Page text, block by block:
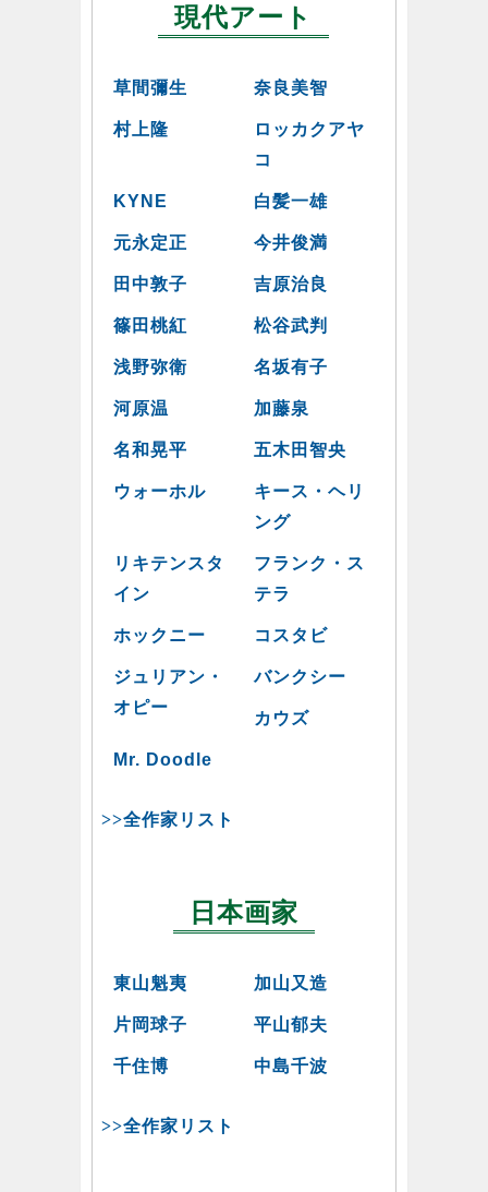
現代アート
草間彌生 奈良美智
村上隆
ロッカクアヤ
コ
KYNE 白髪一雄
元永定正 今井俊満
田中敦子 吉原治良
篠田桃紅 松谷武判
浅野弥衛 名坂有子
河原温 加藤泉
名和晃平 五木田智央
ウォーホル
キース・ヘリ
ング
リキテンスタ
イン
フランク・ス
テラ
ホックニー コスタビ
ジュリアン・
オピー
バンクシー
カウズ
Mr. Doodle
>>全作家リスト
日本画家
東山魁夷 加山又造
片岡球子 平山郁夫
千住博 中島千波
>>全作家リスト